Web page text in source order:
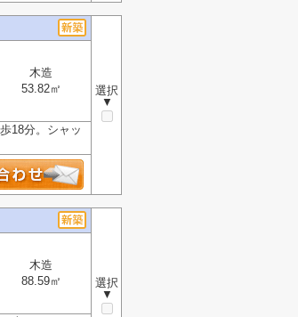
選択
▼
木造
53.82㎡
18分。シャッ
選択
▼
木造
88.59㎡